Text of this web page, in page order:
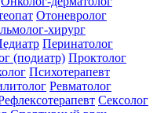
Отоневролог
хирург
Перинатолог
(подиатр) Проктолог
Психотерапевт
Ревматолог
Сексолог